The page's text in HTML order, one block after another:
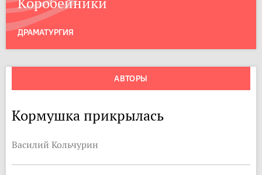
ДРАМАТУРГИЯ
АВТОРЫ
Кормушка прикрылась
Василий Кольчурин